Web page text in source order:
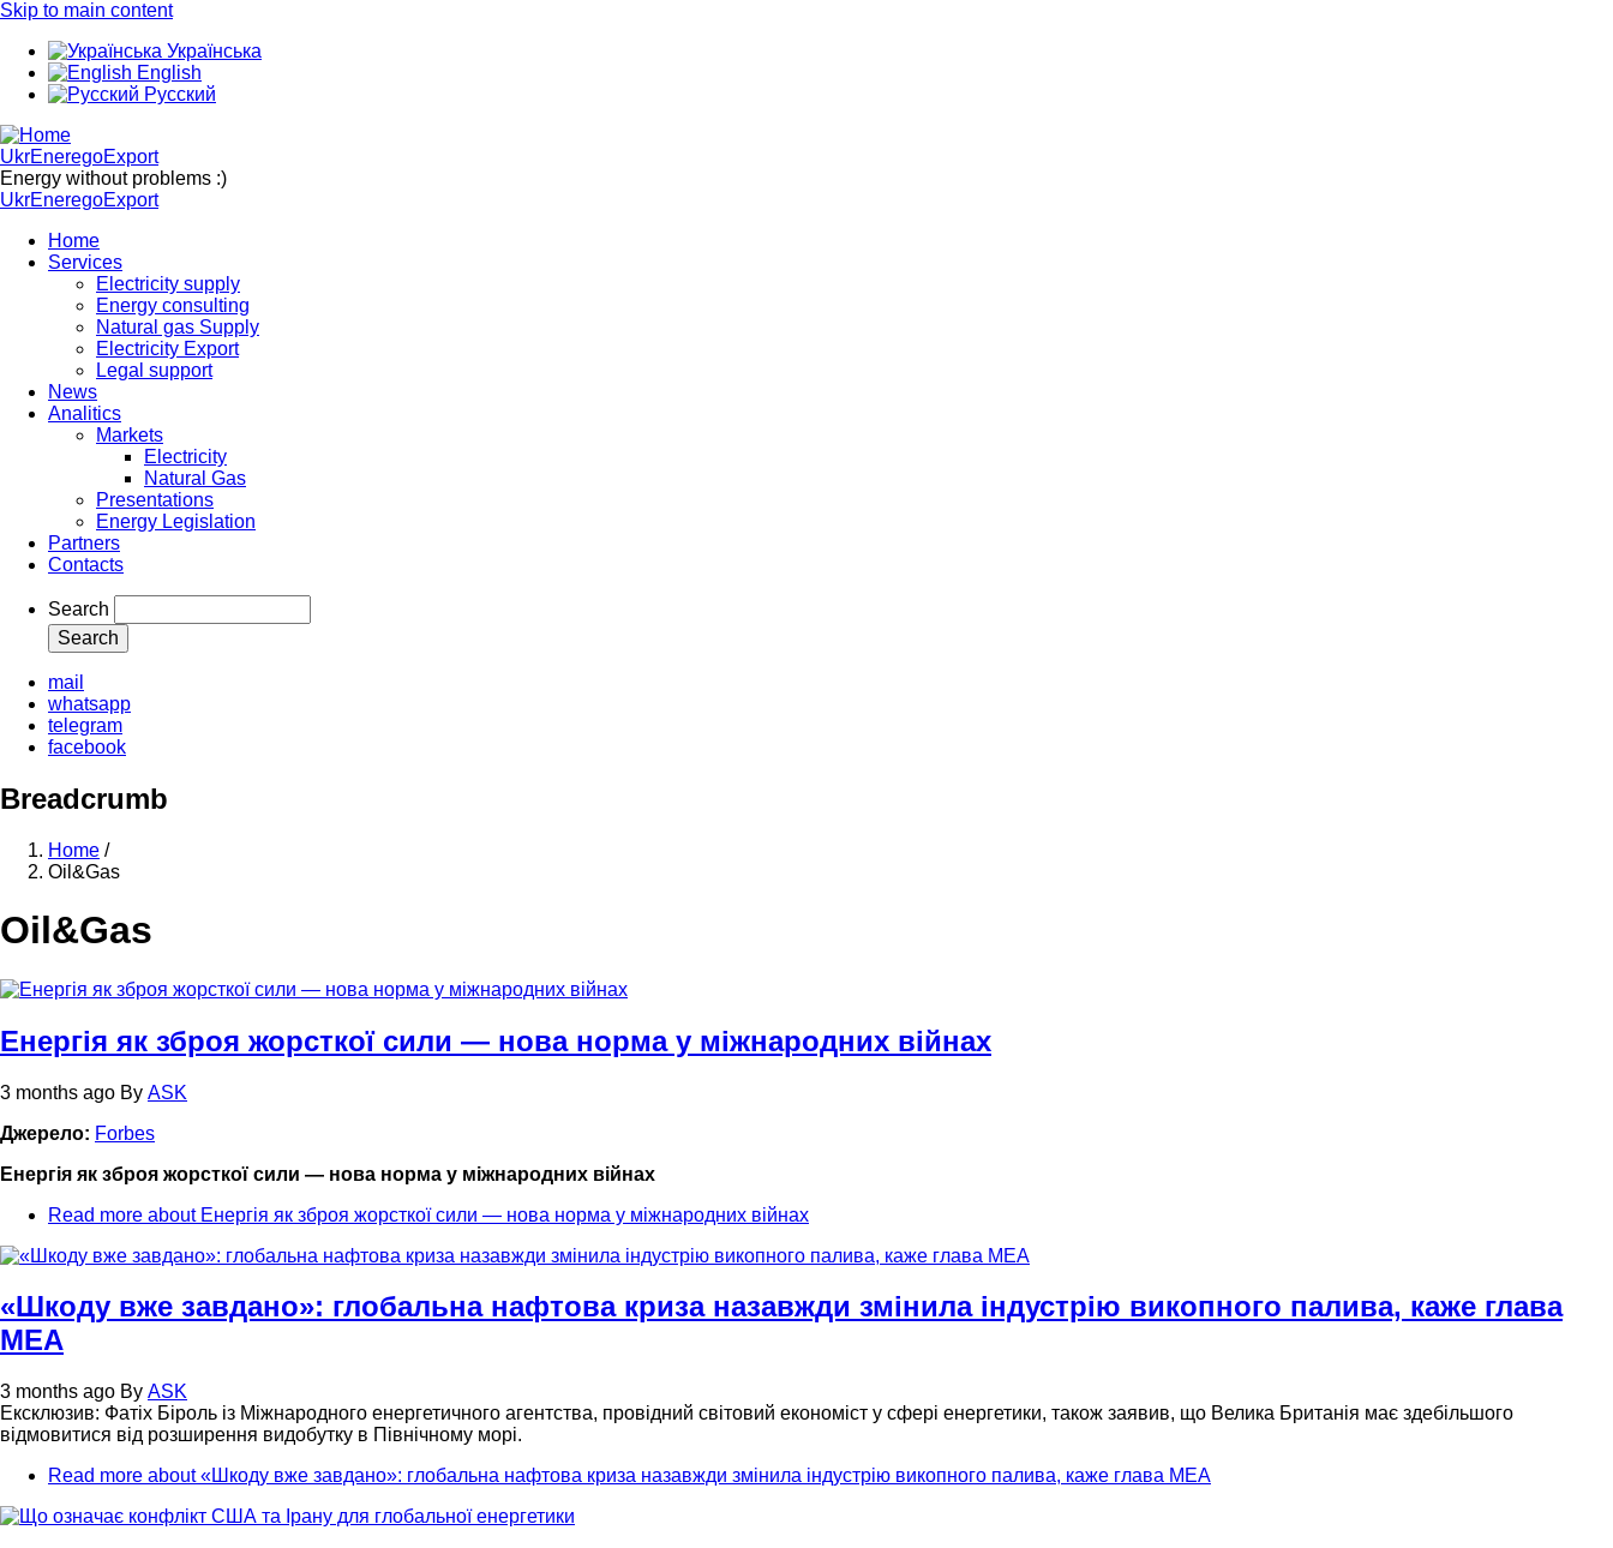
Skip to main content
Українська
English
Русский
UkrEneregoExport
Energy without problems :)
UkrEneregoExport
Home
Services
Electricity supply
Energy consulting
Natural gas Supply
Electricity Export
Legal support
News
Analitics
Markets
Electricity
Natural Gas
Presentations
Energy Legislation
Partners
Contacts
Search
mail
whatsapp
telegram
facebook
Breadcrumb
Home /
Oil&Gas
Oil&Gas
Енергія як зброя жорсткої сили — нова норма у міжнародних війнах
3 months ago By ASK
Джерело: Forbes
Енергія як зброя жорсткої сили — нова норма у міжнародних війнах
Read more about Енергія як зброя жорсткої сили — нова норма у міжнародних війнах
«Шкоду вже завдано»: глобальна нафтова криза назавжди змінила індустрію викопного палива, каже глава
МЕА
3 months ago By ASK
Ексклюзив: Фатіх Біроль із Міжнародного енергетичного агентства, провідний світовий економіст у сфері енергетики, також заявив, що Велика Британія має здебільшого
відмовитися від розширення видобутку в Північному морі.
Read more about «Шкоду вже завдано»: глобальна нафтова криза назавжди змінила індустрію викопного палива, каже глава МЕА